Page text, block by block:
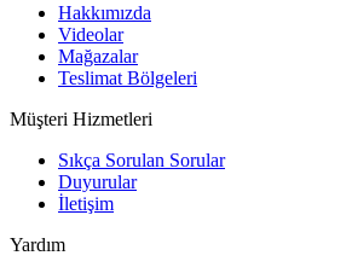
Hakkımızda
Videolar
Mağazalar
Teslimat Bölgeleri
Müşteri Hizmetleri
Sıkça Sorulan Sorular
Duyurular
İletişim
Yardım